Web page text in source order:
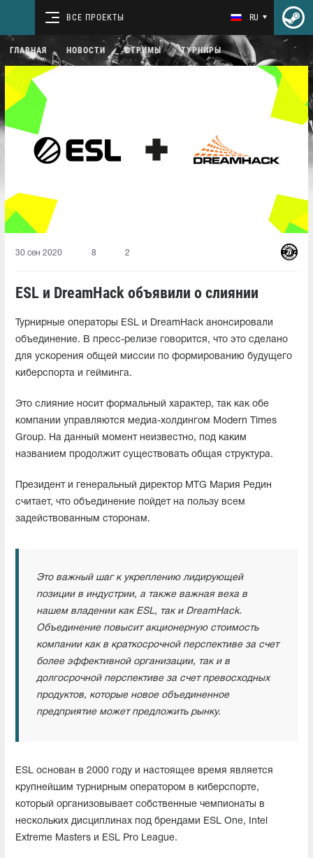
ВСЕ ПРОЕКТЫ RU
ГЛАВНАЯ НОВОСТИ СТРИМЫ ТУРНИРЫ
30 сен 2020 8 2
ESL и DreamHack объявили о слиянии
Турнирные операторы ESL и DreamHack анонсировали
объединение. В пресс-релизе говорится, что это сделано
для ускорения общей миссии по формированию будущего
киберспорта и гейминга.
Это слияние носит формальный характер, так как обе
компании управляются медиа-холдингом Modern Times
Group. На данный момент неизвестно, под каким
названием продолжит существовать общая структура.
Президент и генеральный директор MTG Мария Редин
считает, что объединение пойдет на пользу всем
задействованным сторонам.
Это важный шаг к укреплению лидирующей
позиции в индустрии, а также важная веха в
нашем владении как ESL, так и DreamHack.
Объединение повысит акционерную стоимость
компании как в краткосрочной перспективе за счет
более эффективной организации, так и в
долгосрочной перспективе за счет превосходных
продуктов, которые новое объединенное
предприятие может предложить рынку.
ESL основан в 2000 году и настоящее время является
крупнейшим турнирным оператором в киберспорте,
который организовывает собственные чемпионаты в
нескольких дисциплинах под брендами ESL One, Intel
Extreme Masters и ESL Pro League.